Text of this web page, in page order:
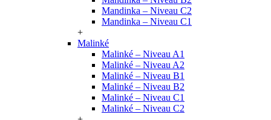
Mandinka – Niveau C2
Mandinka – Niveau C1
+
Malinké
Malinké – Niveau A1
Malinké – Niveau A2
Malinké – Niveau B1
Malinké – Niveau B2
Malinké – Niveau C1
Malinké – Niveau C2